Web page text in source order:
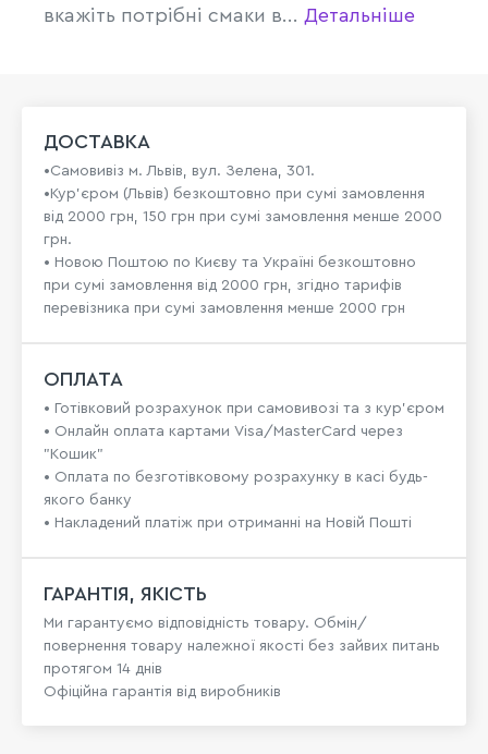
вкажіть потрібні смаки в... Детальніше
ДОСТАВКА
•Самовивіз м. Львів, вул. Зелена, 301.
•Кур'єром (Львів) безкоштовно при сумі замовлення
від 2000 грн, 150 грн при сумі замовлення менше 2000
грн.
• Новою Поштою по Києву та Україні безкоштовно
при сумі замовлення від 2000 грн, згідно тарифів
перевізника при сумі замовлення менше 2000 грн
ОПЛАТА
• Готівковий розрахунок при самовивозі та з кур’єром
• Онлайн оплата картами Visa/MasterCard через
"Кошик"
• Оплата по безготівковому розрахунку в касі будь-
якого банку
• Накладений платіж при отриманні на Новій Пошті
ГАРАНТІЯ, ЯКІСТЬ
Ми гарантуємо відповідність товару. Обмін/
повернення товару належної якості без зайвих питань
протягом 14 днів
Офіційна гарантія від виробників